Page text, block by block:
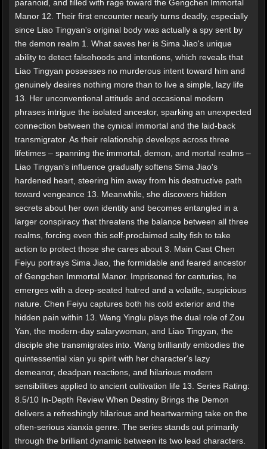
paranoid, and filled with rage toward the Gengchen Immortal
Manor 12. Their first encounter nearly turns deadly, especially
since Liao Tingyan's original body was actually a spy sent by
the demon realm 1. What saves her is Sima Jiao's unique
ability to detect falsehoods and intentions, which reveals that
Liao Tingyan possesses no murderous intent toward him and
genuinely desires nothing more than to live a simple, lazy life
13. Her unconventional attitude and occasional modern
phrases intrigue the isolated ancestor, sparking an unexpected
connection between the cynical immortal and the laid-back
transmigrator. As their relationship develops across three
lifetimes – spanning the immortal, demon, and mortal realms –
Liao Tingyan's influence gradually softens Sima Jiao's
hardened heart, steering him away from his destructive path
toward vengeance 13. Meanwhile, she discovers hidden
secrets about her own identity and becomes entangled in a
larger conspiracy that threatens the balance between all three
realms, forcing even this self-proclaimed salty fish to take
action to protect those she cares about 3. Main Cast Chen
Feiyu portrays Sima Jiao, the formidable and feared ancestor
of Gengchen Immortal Manor. Imprisoned for centuries, he
emerges with a deep-seated hatred and a volatile, suspicious
nature. Chen Feiyu captures both his cold exterior and the
hidden pain within 13. Wang Yinglu plays the dual role of Zou
Yan, the modern-day salarywoman, and Liao Tingyan, the
disciple she transmigrates into. Wang brilliantly embodies the
quintessential xian yu spirit with her character's lazy
demeanor, deadpan reactions, and hilarious modern
sensibilities applied to ancient cultivation life 13. Series Rating:
8.5/10 In-Depth Review When Destiny Brings the Demon
delivers a refreshingly hilarious and heartwarming take on the
often-serious xianxia genre. The series stands out primarily
through the brilliant dynamic between its two lead characters.